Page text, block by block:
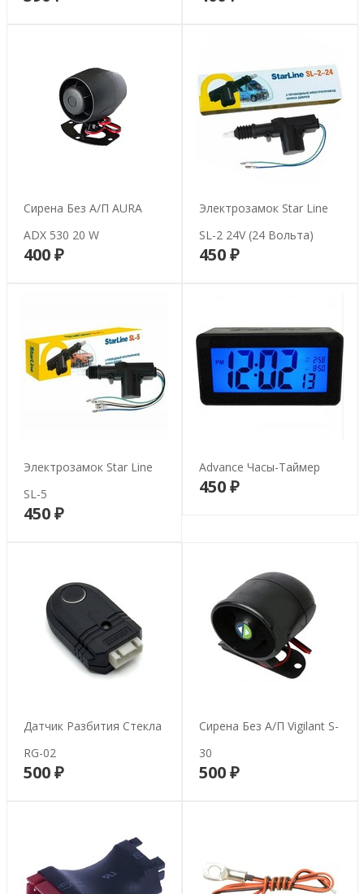
Сирена Без А/п AURA
ADX 530 20 W
400 ₽В корзину
Электрозамок Star Line
SL-2 24V (24 Вольта)
450 ₽В корзину
Электрозамок Star Line
SL-5
450 ₽В корзину
Advance Часы-Таймер
450 ₽В корзину
Датчик Разбития Стекла
RG-02
500 ₽В корзину
Сирена Без А/п Vigilant S-
30
500 ₽В корзину